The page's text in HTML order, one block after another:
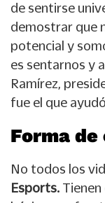
de sentirse
demostrar que
potencial y
es sentarnos y
Ramírez,
fue el que
Forma
No todos los
Esports.